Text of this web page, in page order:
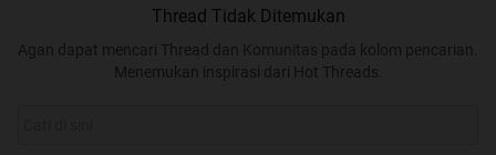
Thread Tidak Ditemukan
Agan dapat mencari Thread dan Komunitas pada kolom pencarian.
Menemukan inspirasi dari Hot Threads.